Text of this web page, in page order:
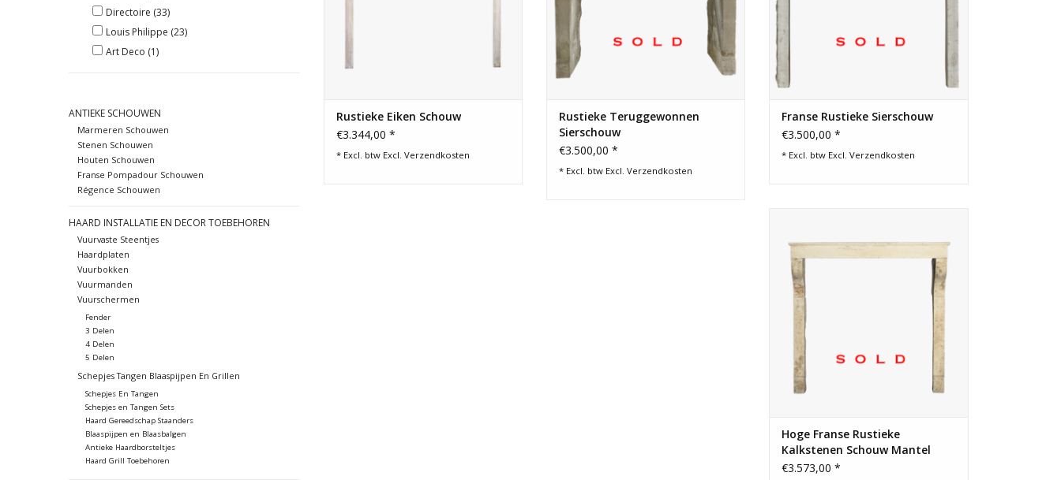
Directoire (33)
Louis Philippe (23)
Art Deco (1)
ANTIEKE SCHOUWEN
Marmeren Schouwen
Stenen Schouwen
Houten Schouwen
Franse Pompadour Schouwen
Régence Schouwen
HAARD INSTALLATIE EN DECOR TOEBEHOREN
Vuurvaste Steentjes
Haardplaten
Vuurbokken
Vuurmanden
Vuurschermen
Fender
3 Delen
4 Delen
5 Delen
Schepjes Tangen Blaaspijpen En Grillen
Schepjes En Tangen
Schepjes en Tangen Sets
Haard Gereedschap Staanders
Blaaspijpen en Blaasbalgen
Antieke Haardborsteltjes
Haard Grill Toebehoren
Rustieke Eiken Schouw
€3.344,00 *
* Excl. btw Excl. Verzendkosten
Rustieke Teruggewonnen
Sierschouw
€3.500,00 *
* Excl. btw Excl. Verzendkosten
Franse Rustieke Sierschouw
€3.500,00 *
* Excl. btw Excl.Verzendkosten
Hoge Franse Rustieke
Kalkstenen Schouw Mantel
€3.573,00 *